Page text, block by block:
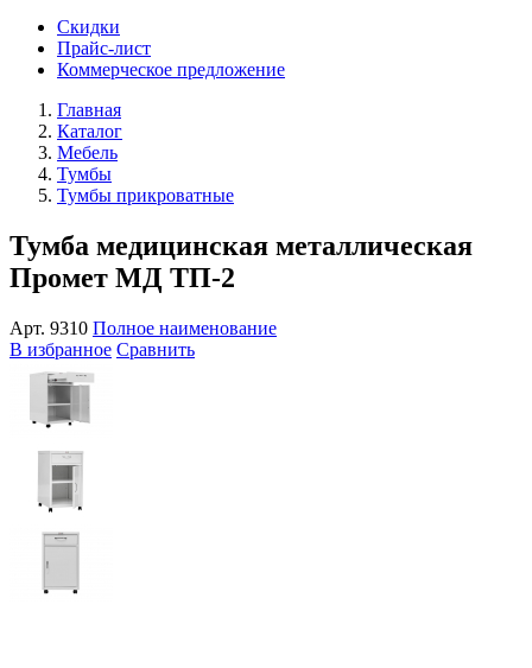
Скидки
Прайс-лист
Коммерческое предложение
Главная
Каталог
Мебель
Тумбы
Тумбы прикроватные
Тумба медицинская металлическая
Промет МД ТП-2
Арт. 9310 Полное наименование
В избранное Сравнить